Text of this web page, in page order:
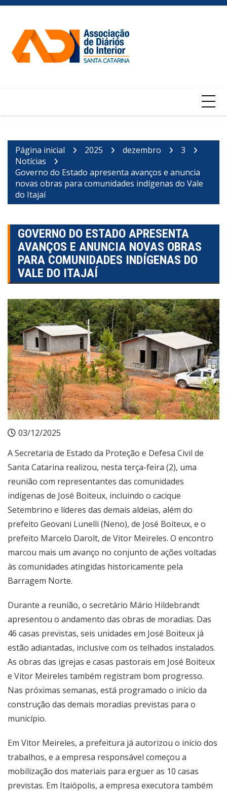
Ir
conteúdo
Página inicial 2025 dezembro
3
Notícias
Governo do Estado apresenta avanços e anuncia
novas obras para comunidades indígenas do Vale
do Itajaí
GOVERNO DO ESTADO APRESENTA
AVANÇOS E ANUNCIA NOVAS OBRAS
PARA COMUNIDADES INDÍGENAS DO
VALE DO ITAJAÍ
03/12/2025
A Secretaria de Estado da Proteção e Defesa Civil de
Santa Catarina realizou, nesta terça-feira (2), uma
reunião com representantes das comunidades
indígenas de José Boiteux, incluindo o cacique
Setembrino e líderes das demais aldeias, além do
prefeito Geovani Lunelli (Neno), de José Boiteux, e o
prefeito Marcelo Darolt, de Vitor Meireles. O encontro
marcou mais um avanço no conjunto de ações voltadas
às comunidades atingidas historicamente pela
Barragem Norte.
Durante a reunião, o secretário Mário Hildebrandt
apresentou o andamento das obras de moradias. Das
46 casas previstas, seis unidades em José Boiteux já
estão adiantadas, inclusive com os telhados instalados.
As obras das igrejas e casas pastorais em José Boiteux
e Vitor Meireles também registram bom progresso.
Nas próximas semanas, está programado o início da
construção das demais moradias previstas para o
município.
Em Vitor Meireles, a prefeitura já autorizou o início dos
trabalhos, e a empresa responsável começou a
mobilização dos materiais para erguer as 10 casas
previstas. Em Itaiópolis, a empresa executora também